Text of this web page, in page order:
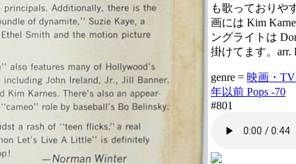
も歌っておりや
画には Kim
ングライトは
掛けてます。arr.
genre = 映画・
年以前 Pops -70
#801